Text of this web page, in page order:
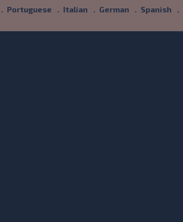
Portuguese Italian German Spanish